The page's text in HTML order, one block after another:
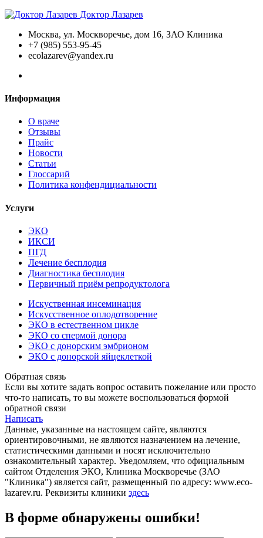
Доктор Лазарев
Москва, ул. Москворечье, дом 16, ЗАО Клиника
+7 (985) 553-95-45
ecolazarev@yandex.ru
Информация
О враче
Отзывы
Прайс
Новости
Статьи
Глоссарий
Политика конфендициальности
Услуги
ЭКО
ИКСИ
ПГД
Лечение бесплодия
Диагностика бесплодия
Первичный приём репродуктолога
Искуственная инсеминация
Искусственное оплодотворение
ЭКО в естественном цикле
ЭКО со спермой донора
ЭКО с донорским эмбрионом
ЭКО с донорской яйцеклеткой
Обратная связь
Если вы хотите задать вопрос оставить пожелание или просто
что-то написать, то вы можете воспользоваться формой
обратной связи
Написать
Данные, указанные на настоящем сайте, являются
ориентировочными, не являются назначением на лечение,
статистическими данными и носят исключительно
ознакомительный характер. Уведомляем, что официальным
сайтом Отделения ЭКО, Клиника Москворечье (ЗАО
"Клиника") является сайт, размещенный по адресу: www.eco-
lazarev.ru. Реквизиты клиники здесь
В форме обнаружены ошибки!